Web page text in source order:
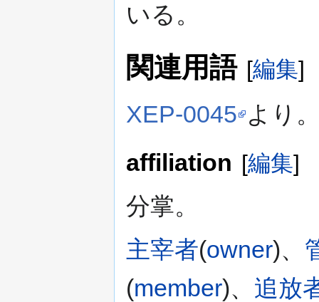
いる。
関連用語 [編集]
XEP-0045 より
affiliation [編集]
分掌。
主宰者(owner)、
(member)、 追放